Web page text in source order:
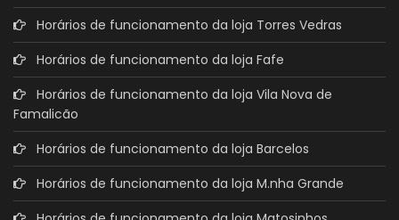
Horários de funcionamento da loja Torres Vedras
Horários de funcionamento da loja Fafe
Horários de funcionamento da loja Vila Nova de
Famalicão
Horários de funcionamento da loja Barcelos
Horários de funcionamento da loja M.nha Grande